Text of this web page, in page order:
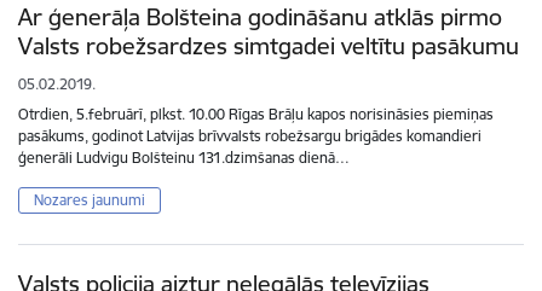
Ar ģenerāļa Bolšteina godināšanu atklās pirmo
Valsts robežsardzes simtgadei veltītu pasākumu
05.02.2019.
Otrdien, 5.februārī, plkst. 10.00 Rīgas Brāļu kapos norisināsies piemiņas
pasākums, godinot Latvijas brīvvalsts robežsargu brigādes komandieri
ģenerāli Ludvigu Bolšteinu 131.dzimšanas dienā…
Nozares jaunumi
Valsts policija aiztur nelegālās televīzijas